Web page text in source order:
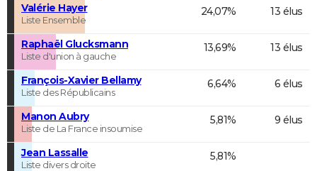
Valérie Hayer
Liste Ensemble
24,07% 13 élus
Raphaël Glucksmann
Liste d'union à gauche
13,69% 13 élus
François-Xavier Bellamy
Liste des Républicains
6,64% 6 élus
Manon Aubry
Liste de La France insoumise
5,81% 9 élus
Jean Lassalle
Liste divers droite
5,81%